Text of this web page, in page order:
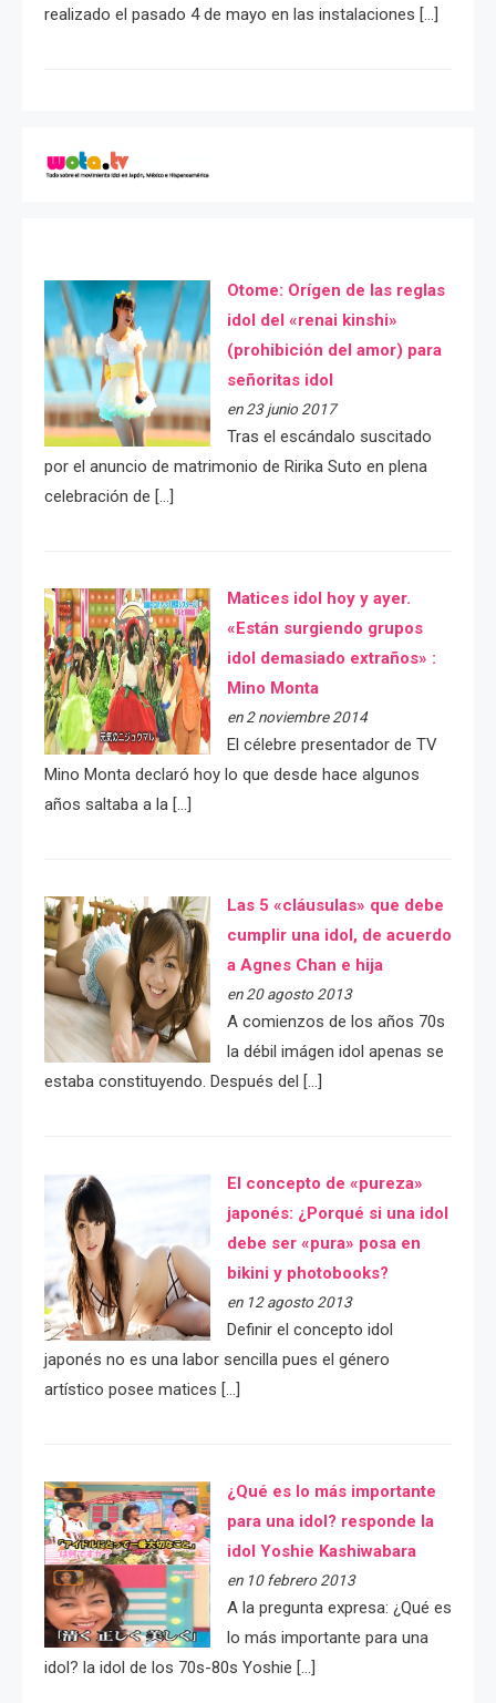
realizado el pasado 4 de mayo en las instalaciones […]
Otome: Orígen de las reglas
idol del «renai kinshi»
(prohibición del amor) para
señoritas idol
en 23 junio 2017
Tras el escándalo suscitado
por el anuncio de matrimonio de Ririka Suto en plena
celebración de […]
Matices idol hoy y ayer.
«Están surgiendo grupos
idol demasiado extraños» :
Mino Monta
en 2 noviembre 2014
El célebre presentador de TV
Mino Monta declaró hoy lo que desde hace algunos
años saltaba a la […]
Las 5 «cláusulas» que debe
cumplir una idol, de acuerdo
a Agnes Chan e hija
en 20 agosto 2013
A comienzos de los años 70s
la débil imágen idol apenas se
estaba constituyendo. Después del […]
El concepto de «pureza»
japonés: ¿Porqué si una idol
debe ser «pura» posa en
bikini y photobooks?
en 12 agosto 2013
Definir el concepto idol
japonés no es una labor sencilla pues el género
artístico posee matices […]
¿Qué es lo más importante
para una idol? responde la
idol Yoshie Kashiwabara
en 10 febrero 2013
A la pregunta expresa: ¿Qué es
lo más importante para una
idol? la idol de los 70s-80s Yoshie […]